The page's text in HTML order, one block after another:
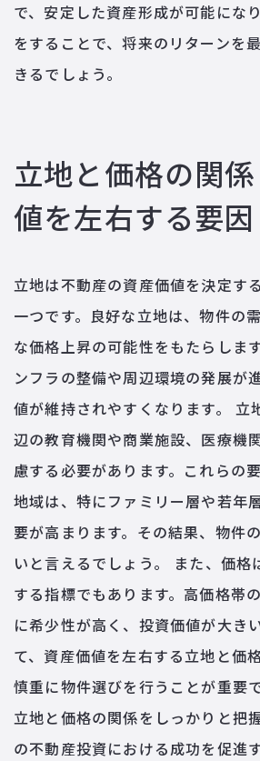
で、安定した資産形成が可能にな
をすることで、将来のリターンを
きるでしょう。
立地と価格の関
値を左右する要因
立地は不動産の資産価値を決定す
一つです。良好な立地は、物件の
な価格上昇の可能性をもたらしま
ンフラの整備や周辺環境の発展が
値が維持されやすくなります。 立
辺の教育機関や商業施設、医療機
慮する必要があります。これらの
地域は、特にファミリー層や若年
要が高まります。その結果、物件
いと言えるでしょう。 また、価格
する指標でもあります。高価格帯
に希少性が高く、投資価値が大き
て、資産価値を左右する立地と価
慎重に物件選びを行うことが重要
立地と価格の関係をしっかりと把
の不動産投資における成功を促進